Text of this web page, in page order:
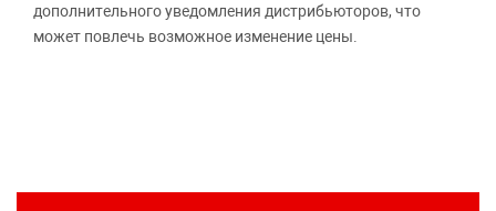
дополнительного уведомления дистрибьюторов, что
может повлечь возможное изменение цены.